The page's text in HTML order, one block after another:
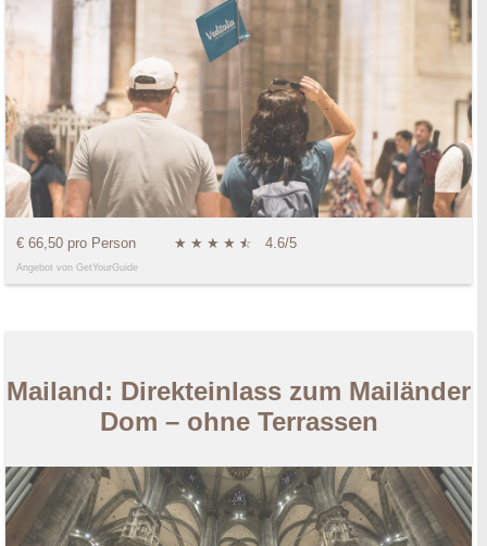
€ 66,50 pro Person ★ ★ ★ ★ ★
☆ 4.6/5
Angebot von GetYourGuide
Mailand: Direkteinlass zum Mailänder
Dom – ohne Terrassen